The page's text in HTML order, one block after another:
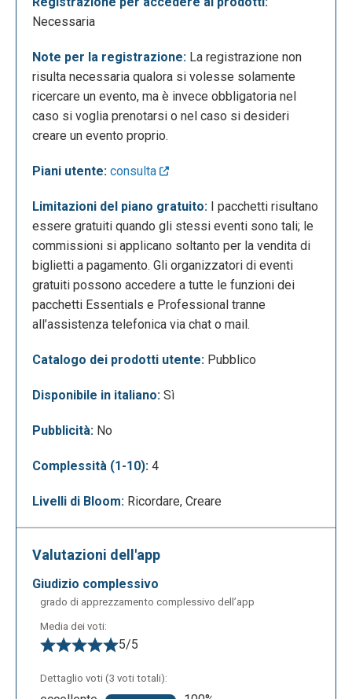
Una volta entrati nella pagina di un evento troviamo
la locandina dello stesso, con sotto una descrizione,
il luogo, l’ora, la data e il tasto “register” che
permette di registrarsi per partecipare all’evento.
La creazione di un evento si divide in tre fasi. Nella
prima vanno inseriti i dettagli dell’evento, quindi: il
titolo, il luogo in cui si terrà, la data e l’orario di inizio
descrizione ed il nome dell’organizzatore. Una barra
superiore rende possibile modificare il design.
Nella seconda fase si sceglie che tipo di biglietto si
vuole creare: gratuito, a pagamento, donazione.
Necessaria
Note per la registrazione: La registrazione non
risulta necessaria qualora si volesse solamente
ricercare un evento, ma è invece obbligatoria nel
caso si voglia prenotarsi o nel caso si desideri
creare un evento proprio.
Piani utente: consulta
Limitazioni del piano gratuito: I pacchetti risultano
essere gratuiti quando gli stessi eventi sono tali; le
commissioni si applicano soltanto per la vendita di
biglietti a pagamento. Gli organizzatori di eventi
gratuiti possono accedere a tutte le funzioni dei
pacchetti Essentials e Professional tranne
all’assistenza telefonica via chat o mail.
Catalogo dei prodotti utente: Pubblico
Disponibile in italiano: Sì
Pubblicità: No
Complessità (1-10): 4
Livelli di Bloom: Ricordare, Creare
Valutazioni dell'app
giudizio complessivo
grado di apprezzamento complessivo dell’app
Media dei voti:
5/5
Dettaglio voti (3 voti totali):